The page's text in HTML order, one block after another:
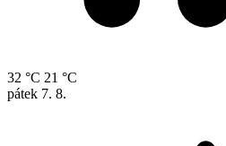
32 °C 21 °C
pátek 7. 8.